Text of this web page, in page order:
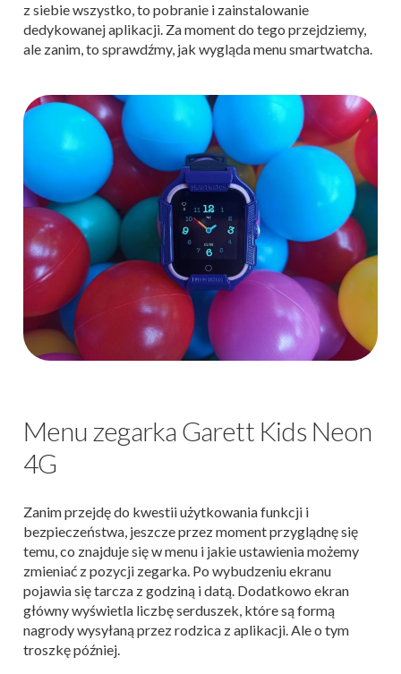
z siebie wszystko, to pobranie i zainstalowanie
dedykowanej aplikacji. Za moment do tego przejdziemy,
ale zanim, to sprawdźmy, jak wygląda menu smartwatcha.
Menu zegarka Garett Kids Neon
4G
Zanim przejdę do kwestii użytkowania funkcji i
bezpieczeństwa, jeszcze przez moment przyglądnę się
temu, co znajduje się w menu i jakie ustawienia możemy
zmieniać z pozycji zegarka. Po wybudzeniu ekranu
pojawia się tarcza z godziną i datą. Dodatkowo ekran
główny wyświetla liczbę serduszek, które są formą
nagrody wysyłaną przez rodzica z aplikacji. Ale o tym
troszkę później.